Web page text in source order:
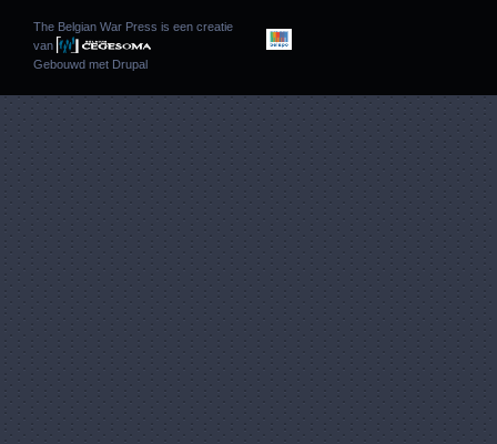
The Belgian War Press is een creatie
van
Gebouwd met Drupal